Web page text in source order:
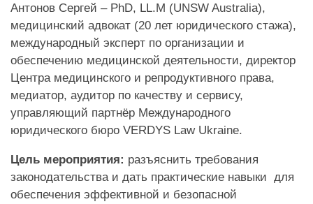
ПАЦІЄНТУ
КОНТАКТИ
Антонов Сергей – PhD, LL.M (UNSW Australia),
медицинский адвокат (20 лет юридического стажа),
международный эксперт по организации и
обеспечению медицинской деятельности, директор
Центра медицинского и репродуктивного права,
медиатор, аудитор по качеству и сервису,
управляющий партнёр Международного
юридического бюро VERDYS Law Ukraine.
Цель мероприятия: разъяснить требования
законодательства и дать практические навыки
для
обеспечения эффективной и безопасной